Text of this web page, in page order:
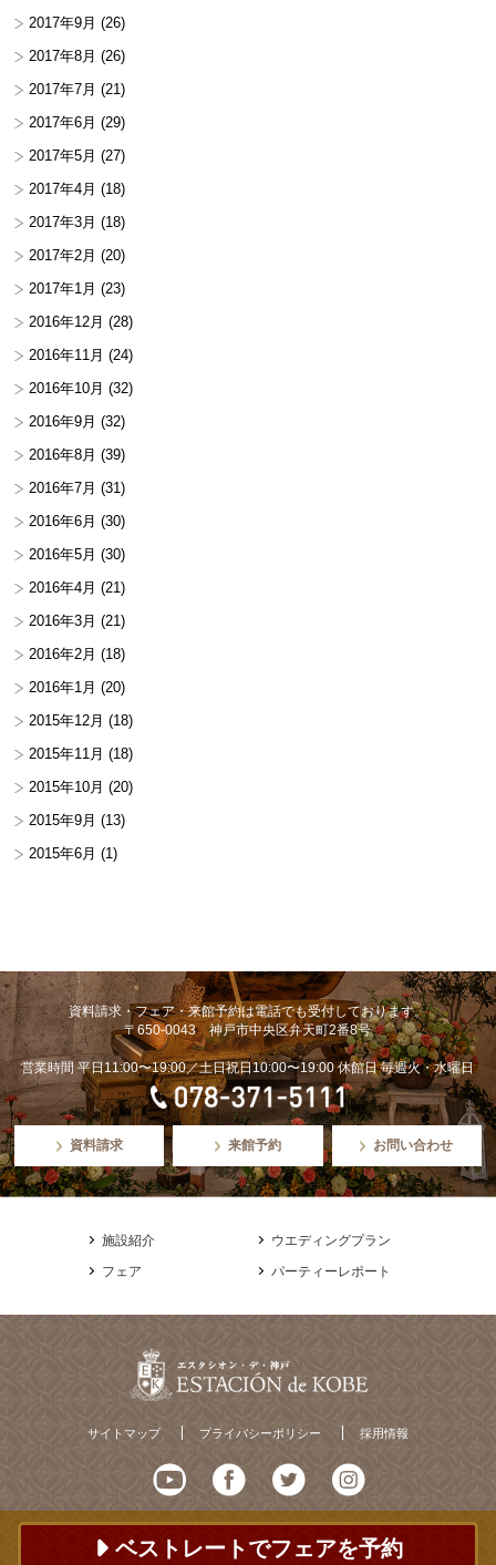
2017年9月 (26)
2017年8月 (26)
2017年7月 (21)
2017年6月 (29)
2017年5月 (27)
2017年4月 (18)
2017年3月 (18)
2017年2月 (20)
2017年1月 (23)
2016年12月 (28)
2016年11月 (24)
2016年10月 (32)
2016年9月 (32)
2016年8月 (39)
2016年7月 (31)
2016年6月 (30)
2016年5月 (30)
2016年4月 (21)
2016年3月 (21)
2016年2月 (18)
2016年1月 (20)
2015年12月 (18)
2015年11月 (18)
2015年10月 (20)
2015年9月 (13)
2015年6月 (1)
ベストレートでフェアを予約
資料請求・フェア・来館予約は電話でも受付しております。
〒650-0043 神戸市中央区弁天町2番8号
営業時間 平日11:00〜19:00／土日祝日10:00〜19:00 休館日 毎週火・水曜日
資料請求 来館予約 お問い合わせ
施設紹介
ウエディングプラン
フェア
パーティーレポート
サイトマップ プライバシーポリシー 採用情報